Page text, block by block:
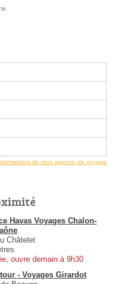
de mon agence de voyage
Havas Voyages Chalon-
Châtelet
ouvre demain à 9h30
- Voyages Girardot